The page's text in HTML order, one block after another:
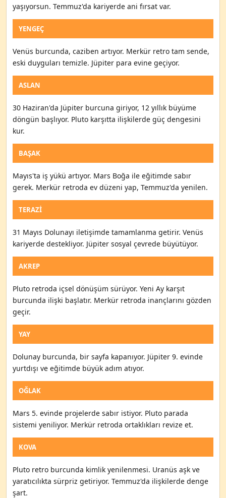
yaşıyorsun. Temmuz'da kariyerde ani fırsat var.
YENGEÇ
Venüs burcunda, caziben artıyor. Merkür retro tam sende,
eski duyguları temizle. Jüpiter para evine geçiyor.
ASLAN
30 Haziran'da Jüpiter burcuna giriyor, 12 yıllık büyüme
döngün başlıyor. Pluto karşıtta ilişkilerde güç dengesini
kur.
BAŞAK
Mayıs'ta iş yükü artıyor. Mars Boğa ile eğitimde sabır
gerek. Merkür retroda ev düzeni yap, Temmuz'da yenilen.
TERAZI
31 Mayıs Dolunayı iletişimde tamamlanma getirir. Venüs
kariyerde destekliyor. Jüpiter sosyal çevrede büyütüyor.
AKREP
Pluto retroda içsel dönüşüm sürüyor. Yeni Ay karşıt
burcunda ilişki başlatır. Merkür retroda inançlarını gözden
geçir.
YAY
Dolunay burcunda, bir sayfa kapanıyor. Jüpiter 9. evinde
yurtdışı ve eğitimde büyük adım atıyor.
OĞLAK
Mars 5. evinde projelerde sabır istiyor. Pluto parada
sistemi yeniliyor. Merkür retroda ortaklıkları revize et.
KOVA
Pluto retro burcunda kimlik yenilenmesi. Uranüs aşk ve
yaratıcılıkta sürpriz getiriyor. Temmuz'da ilişkilerde denge
şart.